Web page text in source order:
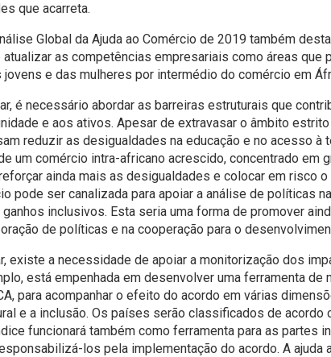
que acarreta.
Global da Ajuda ao Comércio de 2019 também
as competências empresariais como áreas que
jovens e das mulheres por intermédio do comércio em
é necessário abordar as barreiras estruturais que
e aos ativos. Apesar de extravasar o âmbito
reduzir as desigualdades na educação e no acesso à
um comércio intra-africano acrescido, concentrado em
ainda mais as desigualdades e colocar em risco
pode ser canalizada para apoiar a análise de políticas
inclusivos. Esta seria uma forma de promover
de políticas e na cooperação para o
existe a necessidade de apoiar a monitorização dos
está empenhada em desenvolver uma ferramenta
para acompanhar o efeito do acordo em várias
e a inclusão. Os países serão classificados de acordo
funcionará também como ferramenta para as partes
los pela implementação do acordo. A ajuda